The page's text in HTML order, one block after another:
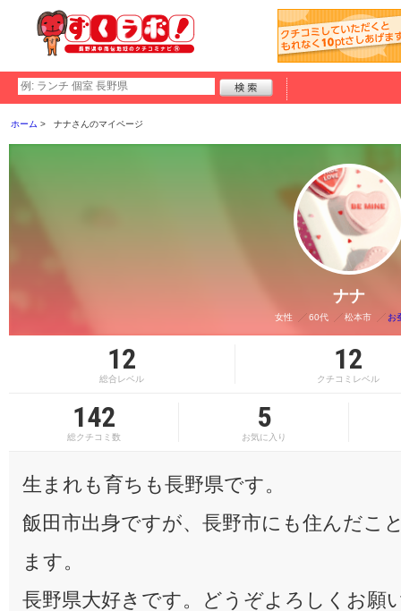
ホーム ナナさんのマイページ
ナナ
女性 60代 松本市 お
12
総合レベル
12
クチコミレベル
142
総クチコミ数
5
お気に入り
生まれも育ちも長野県です。
飯田市出身ですが、長野市にも住んだこ
ます。
長野県大好きです。どうぞよろしくお願